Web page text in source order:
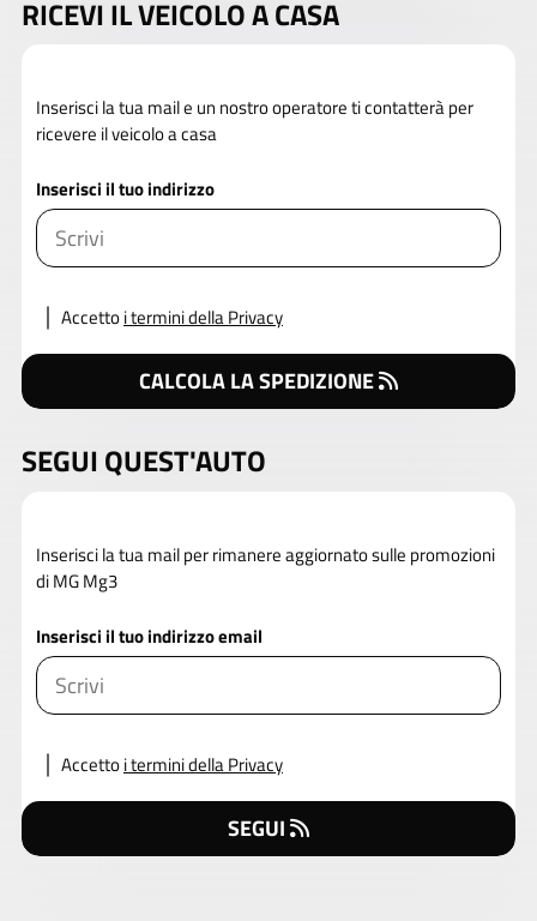
RICEVI IL VEICOLO A CASA
Inserisci la tua mail e un nostro operatore ti contatterà per
ricevere il veicolo a casa
Inserisci il tuo indirizzo
Accettoi termini della Privacy
CALCOLA LA SPEDIZIONE
SEGUI QUEST'AUTO
Inserisci la tua mail per rimanere aggiornato sulle promozioni
di MG Mg3
Inserisci il tuo indirizzo email
Accettoi termini della Privacy
SEGUI